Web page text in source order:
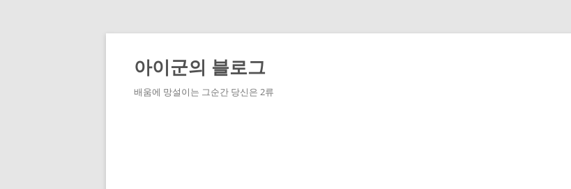
Skip
content
아이군의 블로그
배움에 망설이는 그순간 당신은 2류